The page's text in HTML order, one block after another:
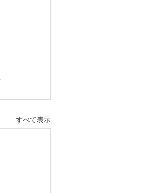
すべて表示